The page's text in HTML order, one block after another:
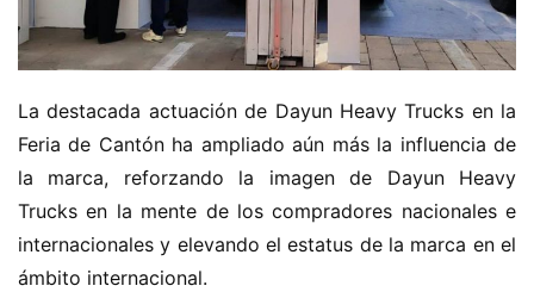
La destacada actuación de Dayun Heavy Trucks en la
Feria de Cantón ha ampliado aún más la influencia de
la marca, reforzando la imagen de Dayun Heavy
Trucks en la mente de los compradores nacionales e
internacionales y elevando el estatus de la marca en el
ámbito internacional.